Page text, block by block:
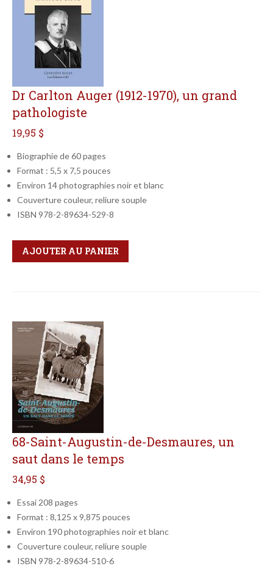
Dr Carlton Auger (1912-1970), un grand
pathologiste
19,95 $
Biographie de 60 pages
Format : 5,5 x 7,5 pouces
Environ 14 photographies noir et blanc
Couverture couleur, reliure souple
ISBN 978-2-89634-529-8
Qté
Format
AJOUTER AU PANIER
68-Saint-Augustin-de-Desmaures, un
saut dans le temps
34,95 $
Essai 208 pages
Format : 8,125 x 9,875 pouces
Environ 190 photographies noir et blanc
Couverture couleur, reliure souple
ISBN 978-2-89634-510-6